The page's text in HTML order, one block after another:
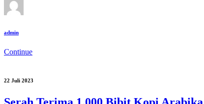
admin
Continue
22 Juli 2023